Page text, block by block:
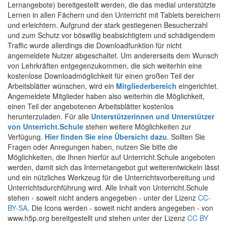
Lernangebote) bereitgestellt werden, die das medial unterstützte
Lernen in allen Fächern und den Unterricht mit Tablets bereichern
und erleichtern. Aufgrund der stark gestiegenen Besucherzahl
und zum Schutz vor böswillig beabsichtigtem und schädigendem
Traffic wurde allerdings die Downloadfunktion für nicht
angemeldete Nutzer abgeschaltet. Um andererseits dem Wunsch
von Lehrkräften entgegenzukommen, die sich weiterhin eine
kostenlose Downloadmöglichkeit für einen großen Teil der
Arbeitsblätter wünschen, wird ein Mitgliederbereich eingerichtet.
Angemeldete Mitglieder haben also weiterhin die Möglichkeit,
einen Teil der angebotenen Arbeitsblätter kostenlos
herunterzuladen. Für alle Unterstützerinnen und Unterstützer
von Unterricht.Schule stehen weitere Möglichkeiten zur
Verfügung. Hier finden Sie eine Übersicht dazu. Sollten Sie
Fragen oder Anregungen haben, nutzen Sie bitte die
Möglichkeiten, die Ihnen hierfür auf Unterricht.Schule angeboten
werden, damit sich das Internetangebot gut weiterentwickeln lässt
und ein nützliches Werkzeug für die Unterrichtsvorbereitung und
Unterrichtsdurchführung wird. Alle Inhalt von Unterricht.Schule
stehen - soweit nicht anders angegeben - unter der Lizenz CC-
BY-SA. Die Icons werden - soweit nicht anders angegeben - von
www.h5p.org bereitgestellt und stehen unter der Lizenz CC BY